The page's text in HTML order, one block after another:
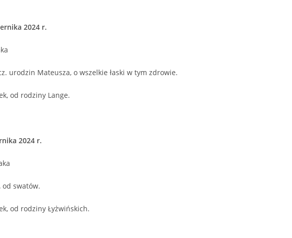
2024 r.
urodzin Mateusza, o wszelkie łaski w tym zdrowie.
od rodziny Lange.
2024 r.
od swatów.
od rodziny Łyżwińskich.